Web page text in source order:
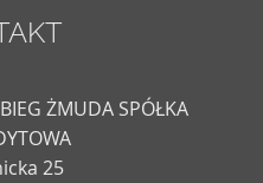
ŻMUDA SPÓŁKA
25